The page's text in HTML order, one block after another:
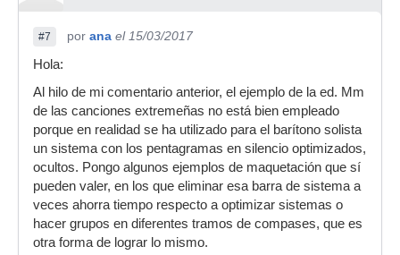
#7 por ana el 15/03/2017
Hola:
Al hilo de mi comentario anterior, el ejemplo de la ed. Mm
de las canciones extremeñas no está bien empleado
porque en realidad se ha utilizado para el barítono solista
un sistema con los pentagramas en silencio optimizados,
ocultos. Pongo algunos ejemplos de maquetación que sí
pueden valer, en los que eliminar esa barra de sistema a
veces ahorra tiempo respecto a optimizar sistemas o
hacer grupos en diferentes tramos de compases, que es
otra forma de lograr lo mismo.